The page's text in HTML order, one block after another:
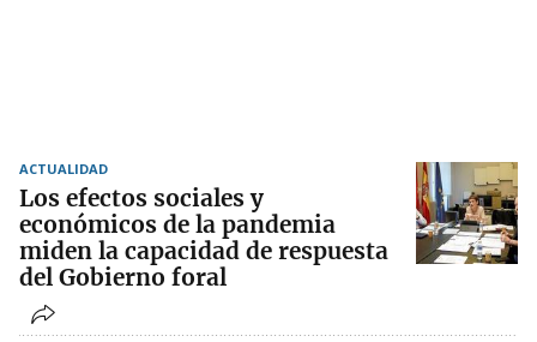
ACTUALIDAD
Los efectos sociales y
económicos de la pandemia
miden la capacidad de respuesta
del Gobierno foral